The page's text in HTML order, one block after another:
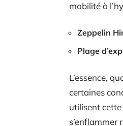
mobilité à
Zeppelin
Plage
L’essence,
certaines
utilisent cette
s’enflammer